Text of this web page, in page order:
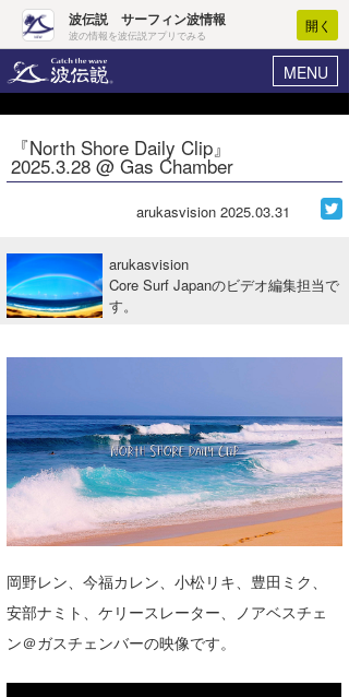
波伝説 サーフィン波情報
波の情報を波伝説アプリでみる
開く
MENU
ヘルプ マイホーム
ログイン
波情報･概況
WAVE HUNTER 波予想ツール
サーフィンエリアガイド
会員メニュー
今月のプレゼント
『North Shore Daily Clip』
2025.3.28 @ Gas Chamber
arukasvision 2025.03.31
arukasvision
Core Surf Japanのビデオ編集担当で
す。
岡野レン、今福カレン、小松リキ、豊田ミク、
安部ナミト、ケリースレーター、ノアベスチェ
ン＠ガスチェンバーの映像です。
Core Surf Japan
アート＆エンタメ
ショップ情報
ショップ情報
湘南
千葉北
伊豆
千葉南
大阪
ウラナミ
お知らせ
その他
ルール＆How to
VOTE!